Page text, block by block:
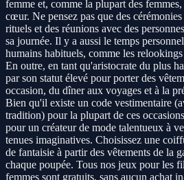
femme et, comme la plupart des
cœur. Ne pensez pas que des
rituels et des réunions avec des
sa journée. Il y a aussi le temps
humains habituels, comme les
En outre, en tant qu'aristocrate du plus
par son statut élevé pour porter des
occasion, du dîner aux voyages et à la
Bien qu'il existe un code vestimentaire
tradition) pour la plupart de ces
pour un créateur de mode talentueux à
tenues imaginatives. Choisissez une
de fantaisie à partir des vêtements de la
chaque poupée. Tous nos jeux pour les
femmes sont gratuits, sans aucun achat